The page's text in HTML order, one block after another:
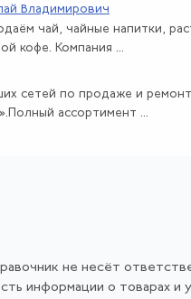
Владимирович
чай, чайные напитки,
кофе. Компания ...
сетей по продаже и
ассортимент ...
не несёт
информации о товарах и